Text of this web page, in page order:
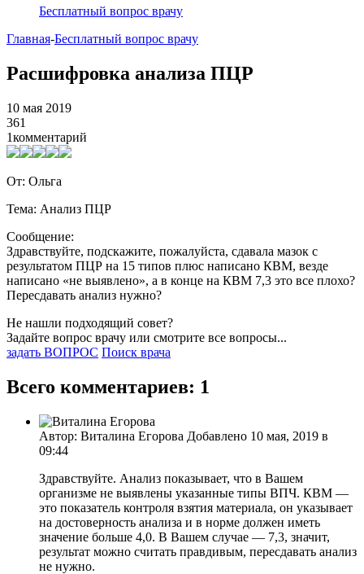
Бесплатный вопрос врачу
Главная-Бесплатный вопрос врачу
Расшифровка анализа ПЦР
10 мая 2019
361
1комментарий
От: Ольга
Тема: Анализ ПЦР
Сообщение:
Здравствуйте, подскажите, пожалуйста, сдавала мазок с
результатом ПЦР на 15 типов плюс написано КВМ, везде
написано «не выявлено», а в конце на КВМ 7,3 это все плохо?
Пересдавать анализ нужно?
Не нашли подходящий совет?
Задайте вопрос врачу или смотрите все вопросы...
задать ВОПРОС Поиск врача
Всего комментариев: 1
Автор: Виталина Егорова Добавлено 10 мая, 2019 в
09:44
Здравствуйте. Анализ показывает, что в Вашем
организме не выявлены указанные типы ВПЧ. КВМ —
это показатель контроля взятия материала, он указывает
на достоверность анализа и в норме должен иметь
значение больше 4,0. В Вашем случае — 7,3, значит,
результат можно считать правдивым, пересдавать анализ
не нужно.